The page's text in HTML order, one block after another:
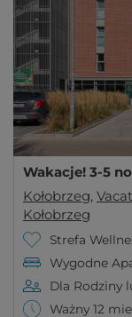
Wakacje! 3-5
Kołobrzeg,
Kołobrzeg
Strefa
Wygodne
Dla Rodziny
Ważny 12